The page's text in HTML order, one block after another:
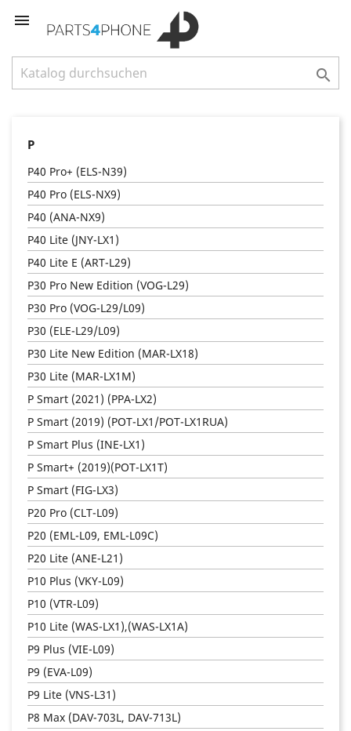


P
P40 Pro+ (ELS-N39)
P40 Pro (ELS-NX9)
P40 (ANA-NX9)
P40 Lite (JNY-LX1)
P40 Lite E (ART-L29)
P30 Pro New Edition (VOG-L29)
P30 Pro (VOG-L29/L09)
P30 (ELE-L29/L09)
P30 Lite New Edition (MAR-LX18)
P30 Lite (MAR-LX1M)
P Smart (2021) (PPA-LX2)
P Smart (2019) (POT-LX1/POT-LX1RUA)
P Smart Plus (INE-LX1)
P Smart+ (2019)(POT-LX1T)
P Smart (FIG-LX3)
P20 Pro (CLT-L09)
P20 (EML-L09, EML-L09C)
P20 Lite (ANE-L21)
P10 Plus (VKY-L09)
P10 (VTR-L09)
P10 Lite (WAS-LX1),(WAS-LX1A)
P9 Plus (VIE-L09)
P9 (EVA-L09)
P9 Lite (VNS-L31)
P8 Max (DAV-703L, DAV-713L)